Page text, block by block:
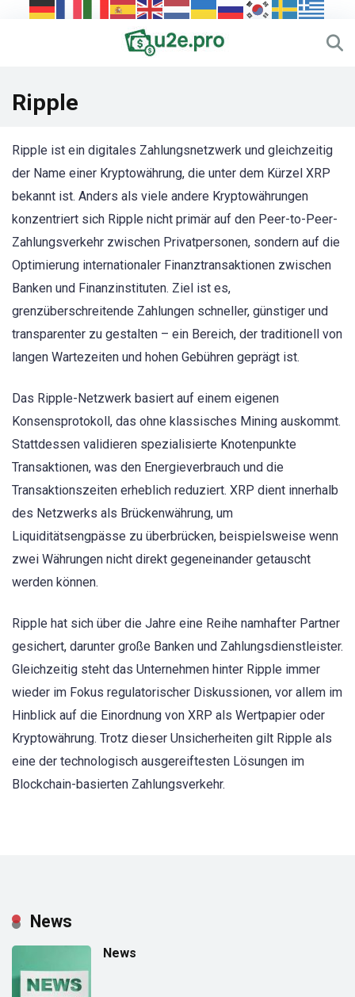
Ripple
Ripple ist ein digitales Zahlungsnetzwerk und gleichzeitig
der Name einer Kryptowährung, die unter dem Kürzel XRP
bekannt ist. Anders als viele andere Kryptowährungen
konzentriert sich Ripple nicht primär auf den Peer-to-Peer-
Zahlungsverkehr zwischen Privatpersonen, sondern auf die
Optimierung internationaler Finanztransaktionen zwischen
Banken und Finanzinstituten. Ziel ist es,
grenzüberschreitende Zahlungen schneller, günstiger und
transparenter zu gestalten – ein Bereich, der traditionell von
langen Wartezeiten und hohen Gebühren geprägt ist.
Das Ripple-Netzwerk basiert auf einem eigenen
Konsensprotokoll, das ohne klassisches Mining auskommt.
Stattdessen validieren spezialisierte Knotenpunkte
Transaktionen, was den Energieverbrauch und die
Transaktionszeiten erheblich reduziert. XRP dient innerhalb
des Netzwerks als Brückenwährung, um
Liquiditätsengpässe zu überbrücken, beispielsweise wenn
zwei Währungen nicht direkt gegeneinander getauscht
werden können.
Ripple hat sich über die Jahre eine Reihe namhafter Partner
gesichert, darunter große Banken und Zahlungsdienstleister.
Gleichzeitig steht das Unternehmen hinter Ripple immer
wieder im Fokus regulatorischer Diskussionen, vor allem im
Hinblick auf die Einordnung von XRP als Wertpapier oder
Kryptowährung. Trotz dieser Unsicherheiten gilt Ripple als
eine der technologisch ausgereiftesten Lösungen im
Blockchain-basierten Zahlungsverkehr.
News
News